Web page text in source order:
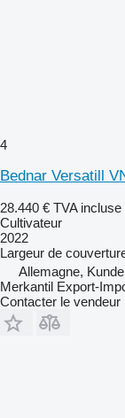
4
Bednar Versatill
28.440 € TVA incluse
Cultivateur
2022
Largeur de
Allemagne, Kunde
Merkantil Export-
Contacter le vendeur